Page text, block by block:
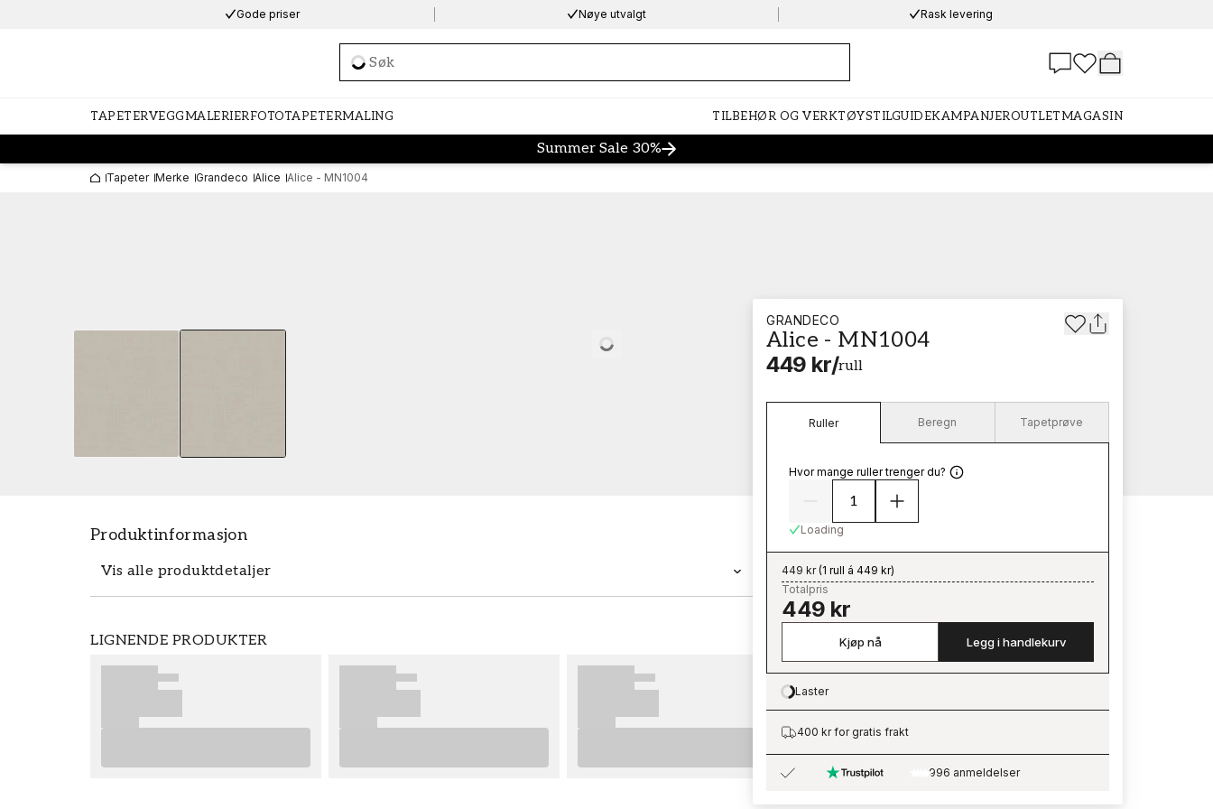
Gode priser Nøye utvalgt Rask levering
Loading…
TAPETERVEGGMALERIERFOTOTAPETERMALING TILBEHØR OG VERKTØYSTILGUIDEKAMPANJEROUTLETMAGASIN
Summer Sale 30%
Tapeter Merke Grandeco Alice Alice - MN1004
Loading…
Produktinformasjon
Vis alle produktdetaljer
Alice - MN1004 tilhører den populære tapetkolleksjonen Alice som du kan bestille
enkelt og rimelig hos oss. Tapeter fra Grandeco er enkle å sette opp. For best
sluttresultat på tapetseringen din, anbefaler vi at du leser rådene våre hvor du finner
eventuelle forberedelser du må gjøre. Vi ønsker at du får mye moro og glede med de
LIGNENDE PRODUKTER
GRANDECO
Alice - MN1004
449 kr/rull
Ruller Beregn Tapetprøve
Hvor mange ruller trenger du?
Loading
449 kr(1 rull á 449 kr)
Totalpris
449 kr
Kjøp nå Legg i handlekurv
Loading…
Laster
400 kr for gratis frakt
996 anmeldelser